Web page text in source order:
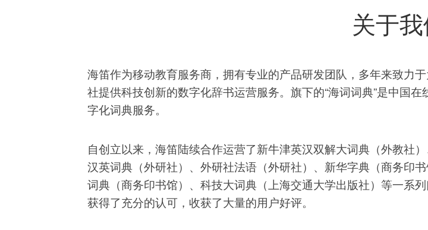
关于
海笛作为移动教育服务商，拥有专业的产品研发团队，多年来致力
社提供科技创新的数字化辞书运营服务。旗下的“海词词典”是中国
字化词典服务。
自创立以来，海笛陆续合作运营了新牛津英汉双解大词典（外教社
汉英词典（外研社）、外研社法语（外研社）、新华字典（商务印
词典（商务印书馆）、科技大词典（上海交通大学出版社）等一系
获得了充分的认可，收获了大量的用户好评。